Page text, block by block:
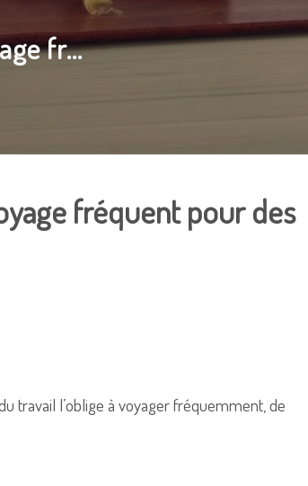
fr...
fréquent pour des
travail l’oblige à voyager fréquemment, de